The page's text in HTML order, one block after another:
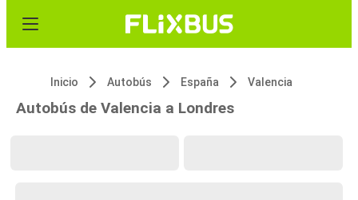
Inicio Autobús España Valencia
Autobús de Valencia a Londres